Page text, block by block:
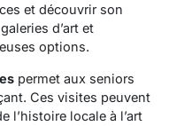
et découvrir son
d’art et
options.
permet aux seniors
Ces visites peuvent
l’histoire locale à l’art